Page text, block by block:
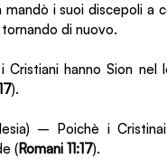
mandò i suoi discepoli a
di nuovo.
Cristiani hanno Sion nel
).
– Poichè i
(Romani 11:17).